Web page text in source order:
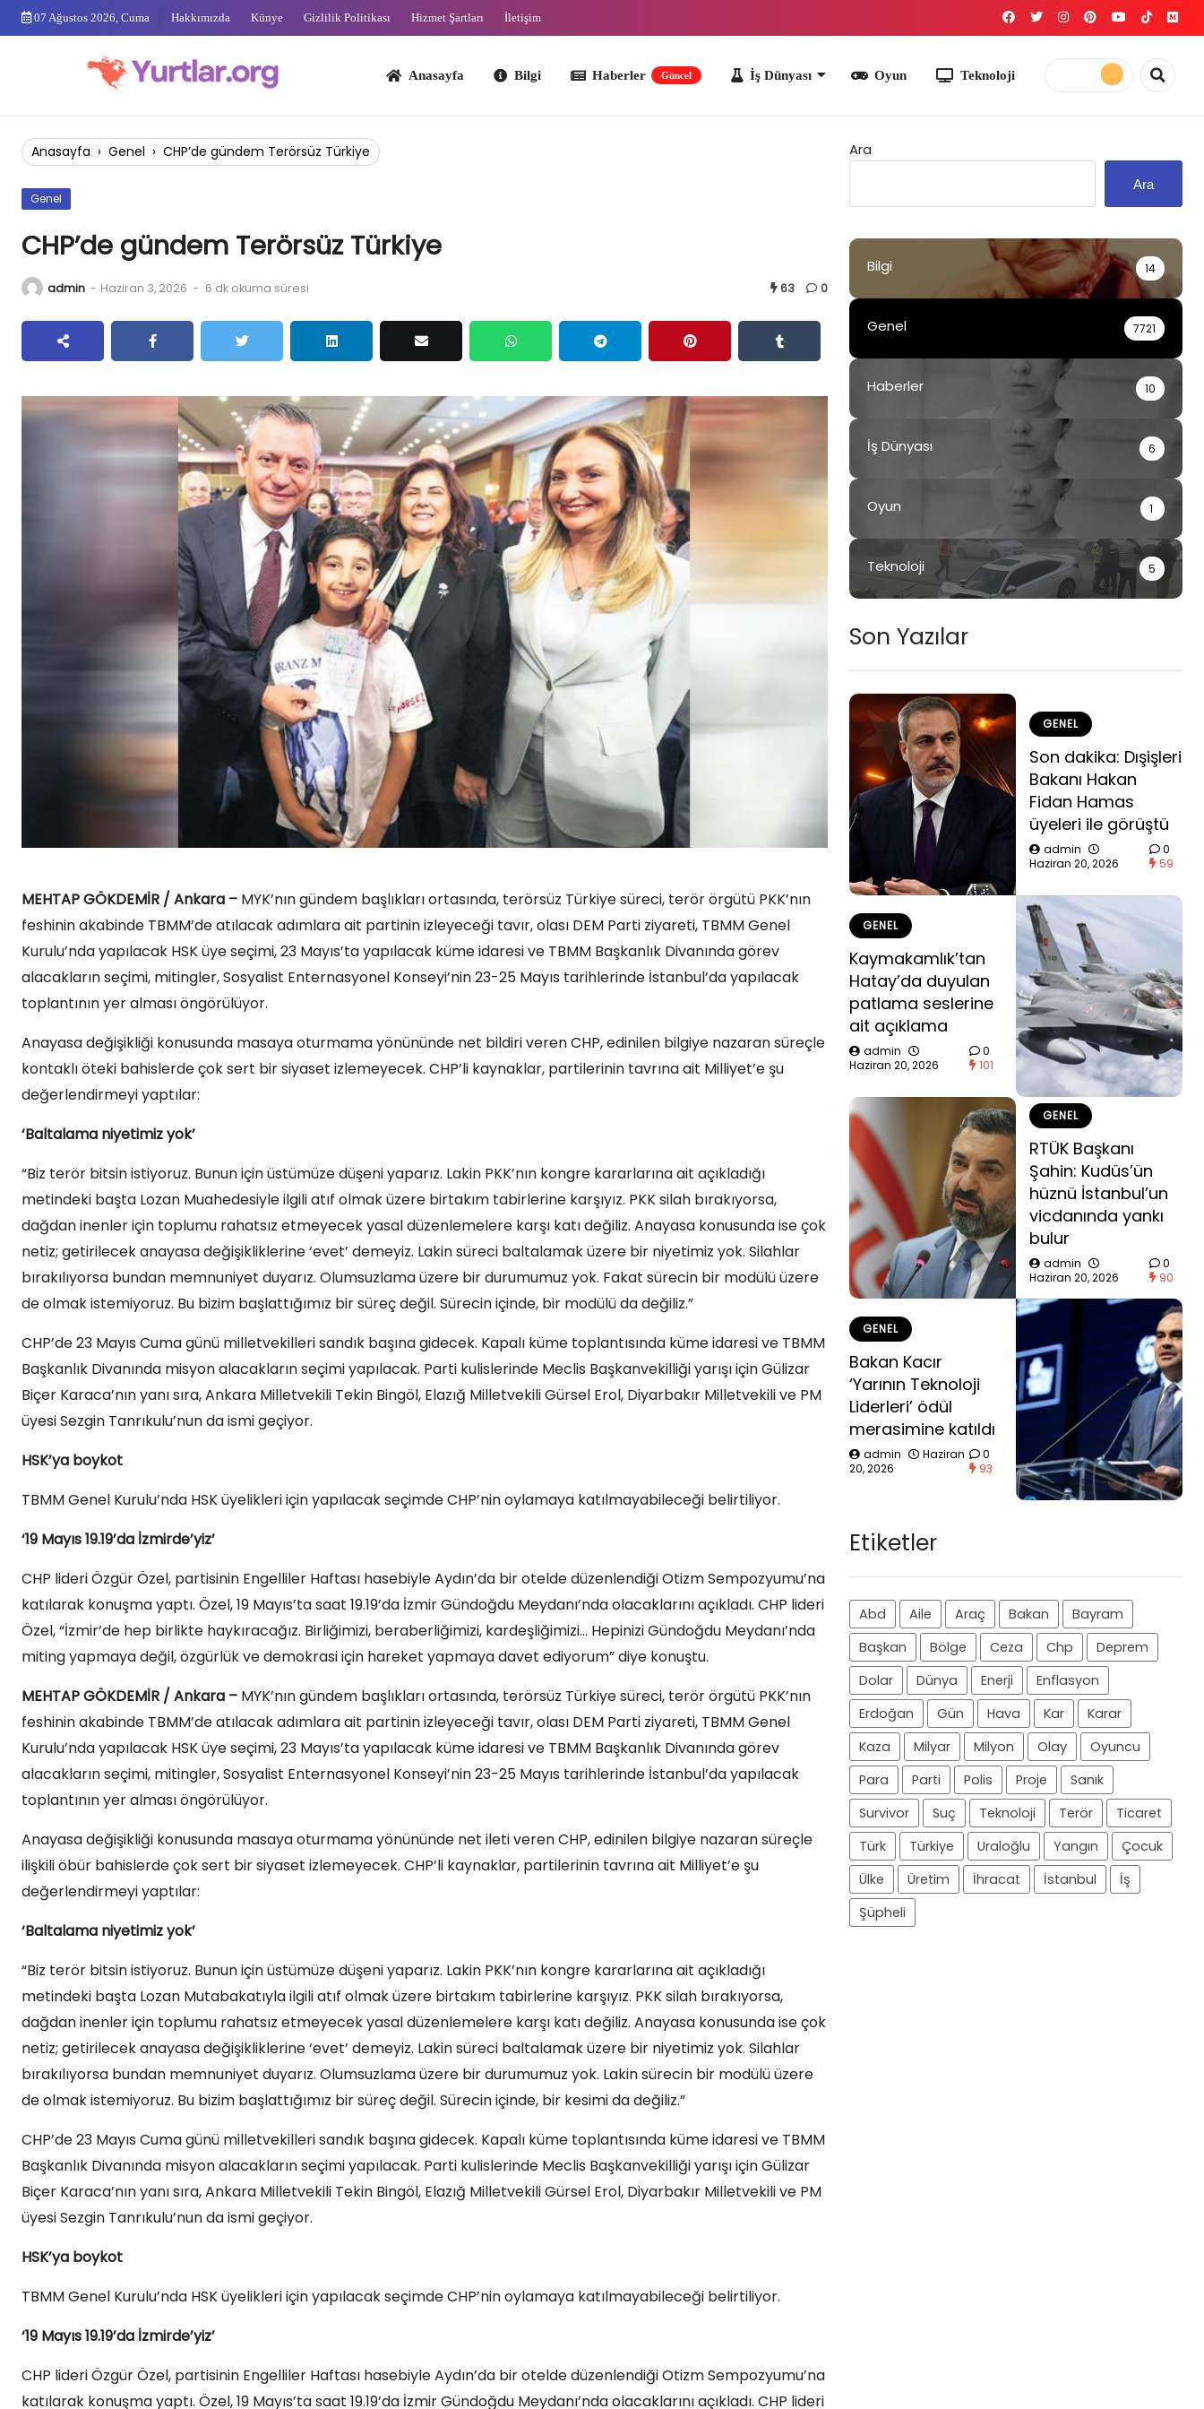
Skip
07 Ağustos 2026, Cuma Hakkımızda Künye Gizlilik Politikası Hizmet Şartları İletişim
Anasayfa Haberler İş Dünyası Teknoloji
Anasayfa › Genel › CHP’de gündem Terörsüz Türkiye
Genel
CHP’de gündem Terörsüz Türkiye
admin - Haziran 3, 2026 - 6 dk okuma süresi 63 0
MEHTAP GÖKDEMİR / Ankara – MYK’nın gündem başlıkları ortasında, terörsüz Türkiye süreci, terör örgütü PKK’nın
feshinin akabinde TBMM’de atılacak adımlara ait partinin izleyeceği tavır, olası DEM Parti ziyareti, TBMM Genel
Kurulu’nda yapılacak HSK üye seçimi, 23 Mayıs’ta yapılacak küme idaresi ve TBMM Başkanlık Divanında görev
alacakların seçimi, mitingler, Sosyalist Enternasyonel Konseyi’nin 23-25 Mayıs tarihlerinde İstanbul’da yapılacak
toplantının yer alması öngörülüyor.
Anayasa değişikliği konusunda masaya oturmama yönününde net bildiri veren CHP, edinilen bilgiye nazaran süreçle
kontaklı öteki bahislerde çok sert bir siyaset izlemeyecek. CHP’li kaynaklar, partilerinin tavrına ait Milliyet’e şu
değerlendirmeyi yaptılar:
‘Baltalama niyetimiz yok’
“Biz terör bitsin istiyoruz. Bunun için üstümüze düşeni yaparız. Lakin PKK’nın kongre kararlarına ait açıkladığı
metindeki başta Lozan Muahedesiyle ilgili atıf olmak üzere birtakım tabirlerine karşıyız. PKK silah bırakıyorsa,
dağdan inenler için toplumu rahatsız etmeyecek yasal düzenlemelere karşı katı değiliz. Anayasa konusunda ise çok
netiz; getirilecek anayasa değişikliklerine ‘evet’ demeyiz. Lakin süreci baltalamak üzere bir niyetimiz yok. Silahlar
bırakılıyorsa bundan memnuniyet duyarız. Olumsuzlama üzere bir durumumuz yok. Fakat sürecin bir modülü üzere
de olmak istemiyoruz. Bu bizim başlattığımız bir süreç değil. Sürecin içinde, bir modülü da değiliz.”
CHP’de 23 Mayıs Cuma günü milletvekilleri sandık başına gidecek. Kapalı küme toplantısında küme idaresi ve TBMM
Başkanlık Divanında misyon alacakların seçimi yapılacak. Parti kulislerinde Meclis Başkanvekilliği yarışı için Gülizar
Biçer Karaca’nın yanı sıra, Ankara Milletvekili Tekin Bingöl, Elazığ Milletvekili Gürsel Erol, Diyarbakır Milletvekili ve PM
üyesi Sezgin Tanrıkulu’nun da ismi geçiyor.
HSK’ya boykot
TBMM Genel Kurulu’nda HSK üyelikleri için yapılacak seçimde CHP’nin oylamaya katılmayabileceği belirtiliyor.
‘19 Mayıs 19.19’da İzmirde’yiz’
CHP lideri Özgür Özel, partisinin Engelliler Haftası hasebiyle Aydın’da bir otelde düzenlendiği Otizm Sempozyumu’na
katılarak konuşma yaptı. Özel, 19 Mayıs’ta saat 19.19’da İzmir Gündoğdu Meydanı’nda olacaklarını açıkladı. CHP lideri
Özel, “İzmir’de hep birlikte haykıracağız. Birliğimizi, beraberliğimizi, kardeşliğimizi… Hepinizi Gündoğdu Meydanı’nda
miting yapmaya değil, özgürlük ve demokrasi için hareket yapmaya davet ediyorum” diye konuştu.
MEHTAP GÖKDEMİR / Ankara – MYK’nın gündem başlıkları ortasında, terörsüz Türkiye süreci, terör örgütü PKK’nın
feshinin akabinde TBMM’de atılacak adımlara ait partinin izleyeceği tavır, olası DEM Parti ziyareti, TBMM Genel
Kurulu’nda yapılacak HSK üye seçimi, 23 Mayıs’ta yapılacak küme idaresi ve TBMM Başkanlık Divanında görev
alacakların seçimi, mitingler, Sosyalist Enternasyonel Konseyi’nin 23-25 Mayıs tarihlerinde İstanbul’da yapılacak
toplantının yer alması öngörülüyor.
Anayasa değişikliği konusunda masaya oturmama yönününde net ileti veren CHP, edinilen bilgiye nazaran süreçle
ilişkili öbür bahislerde çok sert bir siyaset izlemeyecek. CHP’li kaynaklar, partilerinin tavrına ait Milliyet’e şu
değerlendirmeyi yaptılar:
‘Baltalama niyetimiz yok’
“Biz terör bitsin istiyoruz. Bunun için üstümüze düşeni yaparız. Lakin PKK’nın kongre kararlarına ait açıkladığı
metindeki başta Lozan Mutabakatıyla ilgili atıf olmak üzere birtakım tabirlerine karşıyız. PKK silah bırakıyorsa,
dağdan inenler için toplumu rahatsız etmeyecek yasal düzenlemelere karşı katı değiliz. Anayasa konusunda ise çok
netiz; getirilecek anayasa değişikliklerine ‘evet’ demeyiz. Lakin süreci baltalamak üzere bir niyetimiz yok. Silahlar
bırakılıyorsa bundan memnuniyet duyarız. Olumsuzlama üzere bir durumumuz yok. Lakin sürecin bir modülü üzere
de olmak istemiyoruz. Bu bizim başlattığımız bir süreç değil. Sürecin içinde, bir kesimi da değiliz.”
CHP’de 23 Mayıs Cuma günü milletvekilleri sandık başına gidecek. Kapalı küme toplantısında küme idaresi ve TBMM
Başkanlık Divanında misyon alacakların seçimi yapılacak. Parti kulislerinde Meclis Başkanvekilliği yarışı için Gülizar
Biçer Karaca’nın yanı sıra, Ankara Milletvekili Tekin Bingöl, Elazığ Milletvekili Gürsel Erol, Diyarbakır Milletvekili ve PM
üyesi Sezgin Tanrıkulu’nun da ismi geçiyor.
HSK’ya boykot
TBMM Genel Kurulu’nda HSK üyelikleri için yapılacak seçimde CHP’nin oylamaya katılmayabileceği belirtiliyor.
‘19 Mayıs 19.19’da İzmirde’yiz’
CHP lideri Özgür Özel, partisinin Engelliler Haftası hasebiyle Aydın’da bir otelde düzenlendiği Otizm Sempozyumu’na
katılarak konuşma yaptı. Özel, 19 Mayıs’ta saat 19.19’da İzmir Gündoğdu Meydanı’nda olacaklarını açıkladı. CHP lideri
Ara
Ara
Bilgi 14
Genel 7721
Haberler 10
İş Dünyası 6
Oyun 1
Teknoloji 5
Son Yazılar
GENEL
Son dakika: Dışişleri
Bakanı Hakan
Fidan Hamas
üyeleri ile görüştü
admin
Haziran 20, 2026
0
59
GENEL
Kaymakamlık’tan
Hatay’da duyulan
patlama seslerine
ait açıklama
admin
Haziran 20, 2026
0
101
GENEL
RTÜK Başkanı
Şahin: Kudüs’ün
hüznü İstanbul’un
vicdanında yankı
bulur
admin
Haziran 20, 2026
0
90
GENEL
Bakan Kacır
‘Yarının Teknoloji
Liderleri’ ödül
merasimine katıldı
admin
Haziran
20, 2026
0
93
Etiketler
Abd Aile Araç Bakan
Bayram
Başkan
Bölge Ceza Chp
Deprem
Dolar
Dünya Enerji
Enflasyon
Erdoğan
Gün Hava Kar
Karar
Kaza
Milyar Milyon Olay
Oyuncu
Para
Parti Polis Proje
Sanık
Survivor
Suç Teknoloji Terör
Ticaret
Türk
Türkiye Uraloğlu Yangın
Çocuk
Ülke
Üretim İhracat İstanbul
İş
Şüpheli